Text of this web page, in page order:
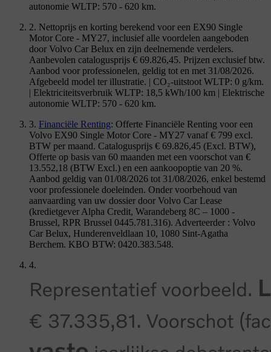
autonomie WLTP: 570 - 620 km.
2. Nettoprijs en korting berekend voor een EX90 Single
Motor Core - MY27, inclusief alle voordelen aangeboden
door Volvo Car Belux en zijn deelnemende verdelers.
Aanbevolen catalogusprijs € 69.826,45. Prijzen exclusief btw.
Aanbod voor professionelen, geldig tot en met 31/08/2026.
Afgebeeld model ter illustratie. | CO₂-uitstoot WLTP: 0 g/km.
| Elektriciteitsverbruik WLTP: 18,5 kWh/100 km | Elektrische
autonomie WLTP: 570 - 620 km.
3. Financiële Renting: Offerte Financiële Renting voor een
Volvo EX90 Single Motor Core - MY27 vanaf € 799 excl.
BTW per maand. Catalogusprijs € 69.826,45 (Excl. BTW),
Offerte op basis van 60 maanden met een voorschot van €
13.552,18 (BTW Excl.) en een aankoopoptie van 20 %.
Aanbod geldig van 01/08/2026 tot 31/08/2026, enkel bestemd
voor professionele doeleinden. Onder voorbehoud van
aanvaarding van uw dossier door Volvo Car Lease
(kredietgever Alpha Credit, Warandeberg 8C – 1000 -
Brussel, RPR Brussel 0445.781.316). Adverteerder : Volvo
Car Belux, Hunderenveldlaan 10, 1080 Sint-Agatha
Berchem. KBO BTW: 0420.383.548.
4.